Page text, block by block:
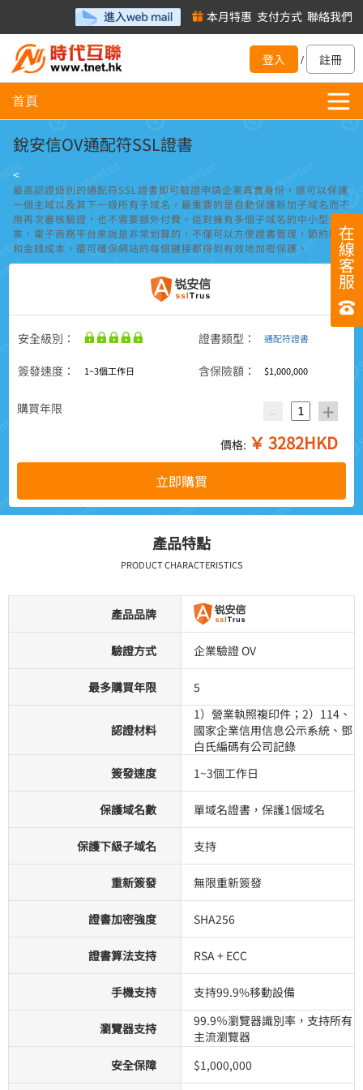
本月特惠 支付方式 聯絡我們
登入 / 註冊
在
線
客
服
首頁
銳安信OV通配符SSL證書
<
最高認證級別的通配符SSL 證書即可驗證申請企業真實身份，還可以保護
一個主域以及其下一級所有子域名，最重要的是自動保護新加子域名而不
用再次審核驗證，也不需要額外付費。這對擁有多個子域名的中小型企
業，電子商務平台來說是非常划算的，不僅可以方便證書管理，節約時間
和金錢成本，還可確保網站的每個鏈接都得到有效地加密保護。
安全級別： 證書類型： 通配符證書
簽發速度： 1~3個工作日 含保險額： $1,000,000
購買年限 - +
價格: ￥ 3282HKD
立即購買
產品特點
PRODUCT CHARACTERISTICS
產品品牌
驗證方式 企業驗證 OV
最多購買年限 5
認證材料
1）營業執照複印件；2）114、
國家企業信用信息公示系統、鄧
白氏編碼有公司記錄
簽發速度
1~3個工作日
保護域名數 單域名證書，保護1個域名
保護下級子域名 支持
重新簽發 無限重新簽發
證書加密強度 SHA256
證書算法支持 RSA + ECC
手機支持 支持99.9%移動設備
瀏覽器支持
99.9％瀏覽器識別率，支持所有
主流瀏覽器
安全保障
$1,000,000